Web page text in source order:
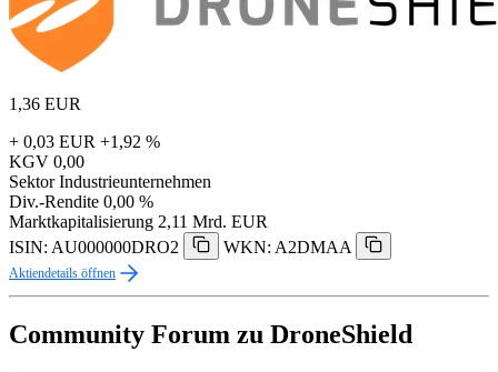
1,36 EUR
+ 0,03 EUR +1,92 %
KGV 0,00
Sektor Industrieunternehmen
Div.-Rendite 0,00 %
Marktkapitalisierung 2,11 Mrd. EUR
ISIN: AU000000DRO2
WKN: A2DMAA
Aktiendetails öffnen
Community Forum zu DroneShield